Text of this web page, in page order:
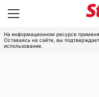
На информационном ресурсе
Оставаясь на сайте, вы
использование.